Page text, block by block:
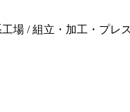
場 / 組立・加工・プレ